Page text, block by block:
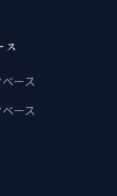
ス
ース
ース